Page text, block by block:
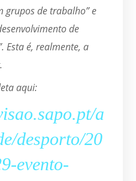
grupos de trabalho” e
de
Esta é, realmente, a
aqui:
a
desporto/20
evento-